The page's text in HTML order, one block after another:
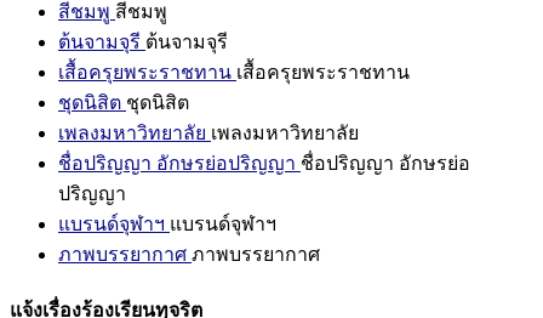
สีชมพู สีชมพู
ต้นจามจุรี ต้นจามจุรี
เสื้อครุยพระราชทาน เสื้อครุยพระราชทาน
ชุดนิสิต ชุดนิสิต
เพลงมหาวิทยาลัย เพลงมหาวิทยาลัย
ชื่อปริญญา อักษรย่อปริญญา ชื่อปริญญา อักษรย่อ
ปริญญา
แบรนด์จุฬาฯ แบรนด์จุฬาฯ
ภาพบรรยากาศ ภาพบรรยากาศ
แจ้งเรื่องร้องเรียนทุจริต